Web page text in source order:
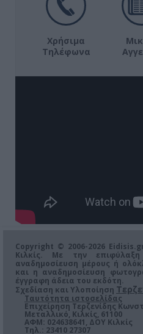
Χρήσιμα
Τηλέφωνα
Copyright © 2006-2026
Κιλκίς. Με την
αναδημοσίευση μέρους ή
και η αναδημοσίευση
έγγραφη άδεια του εκδότη.
Σχεδίαση και Υλοποίηση
Ταυτότητα ιστοσελίδας
Επιχείρηση Τερζενίδης
Μεταλλικό, Κιλκίς, 61100
ΑΦΜ: 024638641, ΔΟΥ Κιλκίς
Τηλ.: 23410 27307